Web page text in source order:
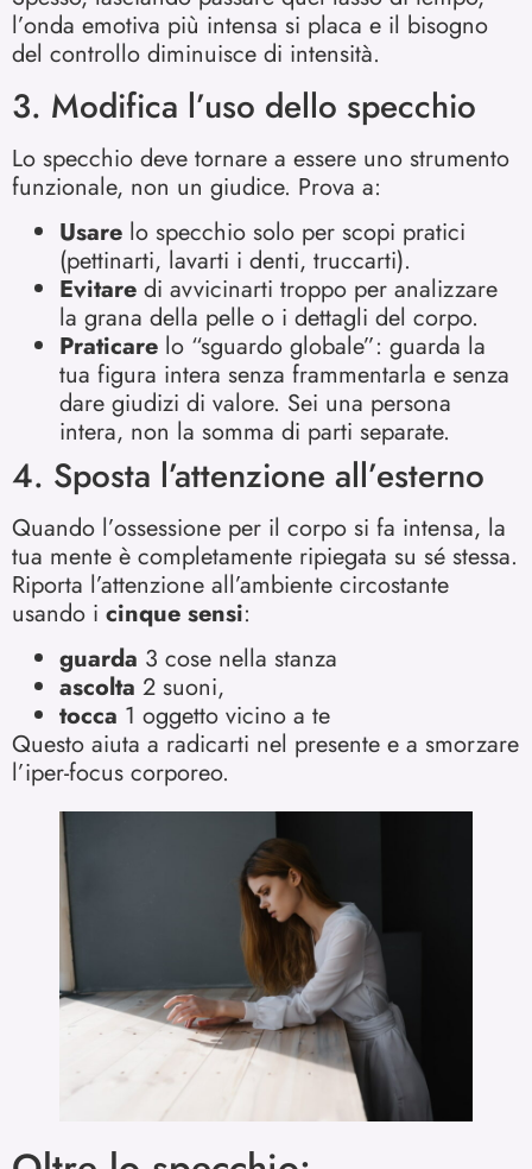
l’onda emotiva più intensa si placa e il bisogno
del controllo diminuisce di intensità.
3. Modifica l’uso dello specchio
Lo specchio deve tornare a essere uno strumento
funzionale, non un giudice. Prova a:
Usare lo specchio solo per scopi pratici
(pettinarti, lavarti i denti, truccarti).
Evitare di avvicinarti troppo per analizzare
la grana della pelle o i dettagli del corpo.
Praticare lo “sguardo globale”: guarda la
tua figura intera senza frammentarla e senza
dare giudizi di valore. Sei una persona
intera, non la somma di parti separate.
4. Sposta l’attenzione all’esterno
Quando l’ossessione per il corpo si fa intensa, la
tua mente è completamente ripiegata su sé stessa.
Riporta l’attenzione all’ambiente circostante
usando i cinque sensi:
guarda 3 cose nella stanza
ascolta 2 suoni,
tocca 1 oggetto vicino a te
Questo aiuta a radicarti nel presente e a smorzare
l’iper-focus corporeo.